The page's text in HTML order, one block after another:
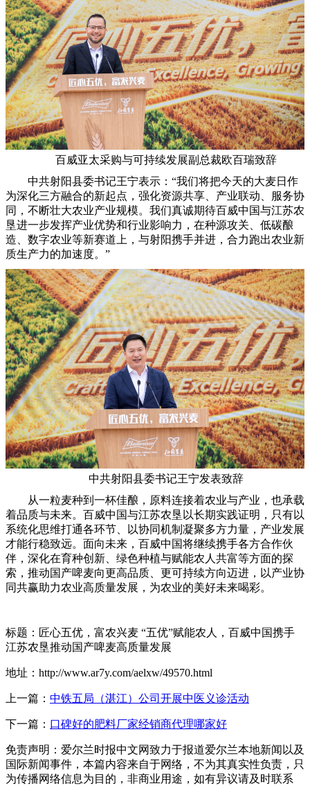
百威亚太采购与可持续发展副总裁欧百瑞致辞
中共射阳县委书记王宁表示：“我们将把今天的大麦日作
为深化三方融合的新起点，强化资源共享、产业联动、服务协
同，不断壮大农业产业规模。我们真诚期待百威中国与江苏农
垦进一步发挥产业优势和行业影响力，在种源攻关、低碳酿
造、数字农业等新赛道上，与射阳携手并进，合力跑出农业新
质生产力的加速度。”
中共射阳县委书记王宁发表致辞
从一粒麦种到一杯佳酿，原料连接着农业与产业，也承载
着品质与未来。百威中国与江苏农垦以长期实践证明，只有以
系统化思维打通各环节、以协同机制凝聚多方力量，产业发展
才能行稳致远。面向未来，百威中国将继续携手各方合作伙
伴，深化在育种创新、绿色种植与赋能农人共富等方面的探
索，推动国产啤麦向更高品质、更可持续方向迈进，以产业协
同共赢助力农业高质量发展，为农业的美好未来喝彩。
标题：匠心五优，富农兴麦 “五优”赋能农人，百威中国携手
江苏农垦推动国产啤麦高质量发展
地址：http://www.ar7y.com/aelxw/49570.html
上一篇： 中铁五局（湛江）公司开展中医义诊活动
下一篇： 口碑好的肥料厂家经销商代理哪家好
免责声明：爱尔兰时报中文网致力于报道爱尔兰本地新闻以及
国际新闻事件，本篇内容来自于网络，不为其真实性负责，只
为传播网络信息为目的，非商业用途，如有异议请及时联系